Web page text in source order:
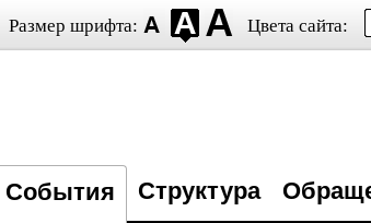
Размер шрифта: Цвета сайта:
События Структура